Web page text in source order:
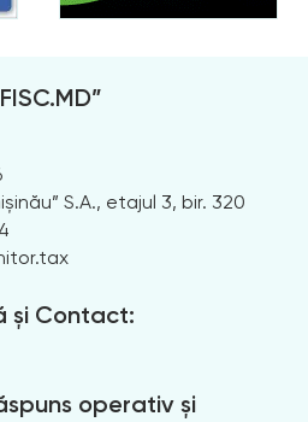
S.A., etajul 3, bir. 320
și Contact:
operativ și